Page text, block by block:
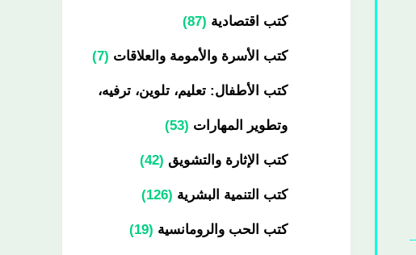
كتب اقتصادية 87
كتب الأسرة والأمومة والعلاقات 7
كتب الأطفال: تعليم، تلوين، ترفيه،
وتطوير المهارات 53
كتب الإثارة والتشويق 42
كتب التنمية البشرية 126
كتب الحب والرومانسية 19